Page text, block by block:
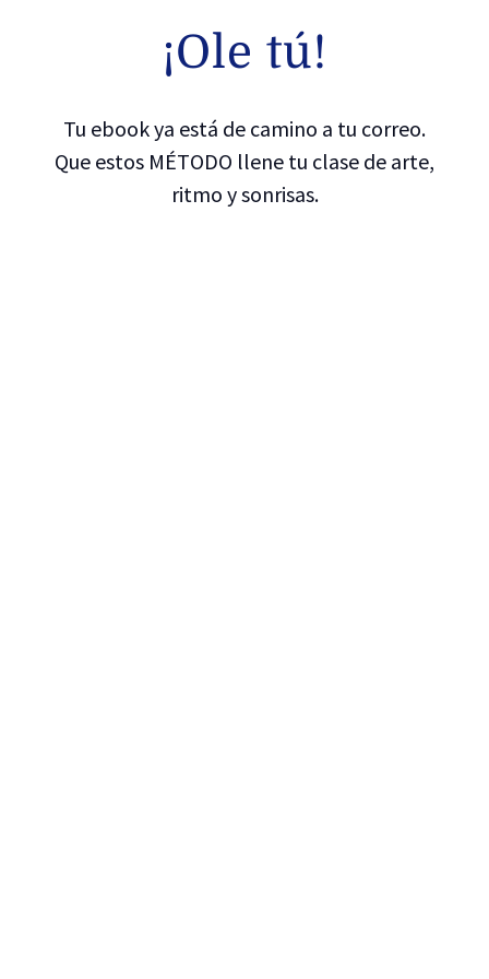
¡Ole tú!
Tu ebook ya está de camino a tu correo.
Que estos MÉTODO llene tu clase de arte,
ritmo y sonrisas.